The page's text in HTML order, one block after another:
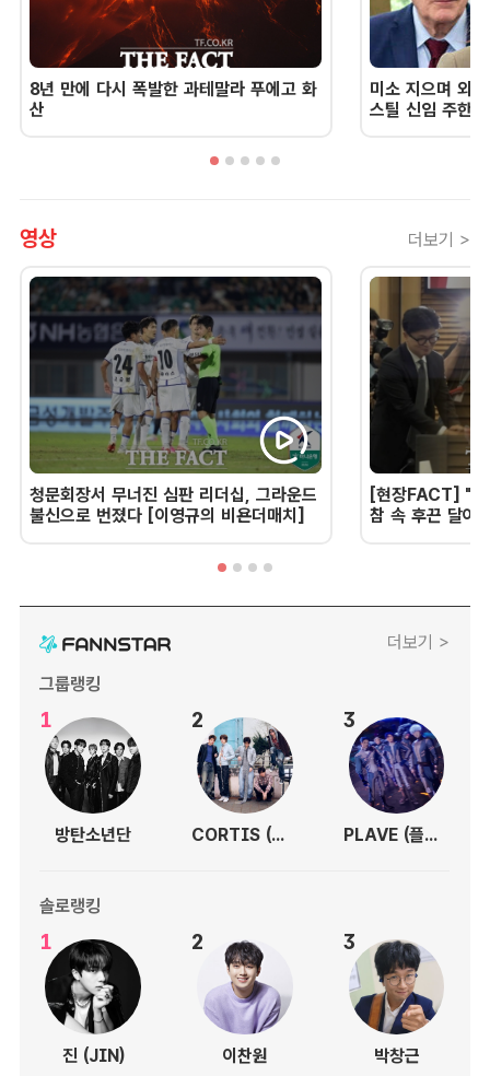
8년 만에 다시 폭발한 과테말라 푸에고 화
산
미소 지으며 외
스틸 신임 주한
영상 더보기 >
청문회장서 무너진 심판 리더십, 그라운드
불신으로 번졌다 [이영규의 비욘더매치]
[현장FACT] "한
참 속 후끈 달아
더보기 >
그룹랭킹
1
방탄소년단
2
CORTIS (코르티스)
3
PLAVE (플레이브)
솔로랭킹
1
진 (JIN)
2
이찬원
3
박창근